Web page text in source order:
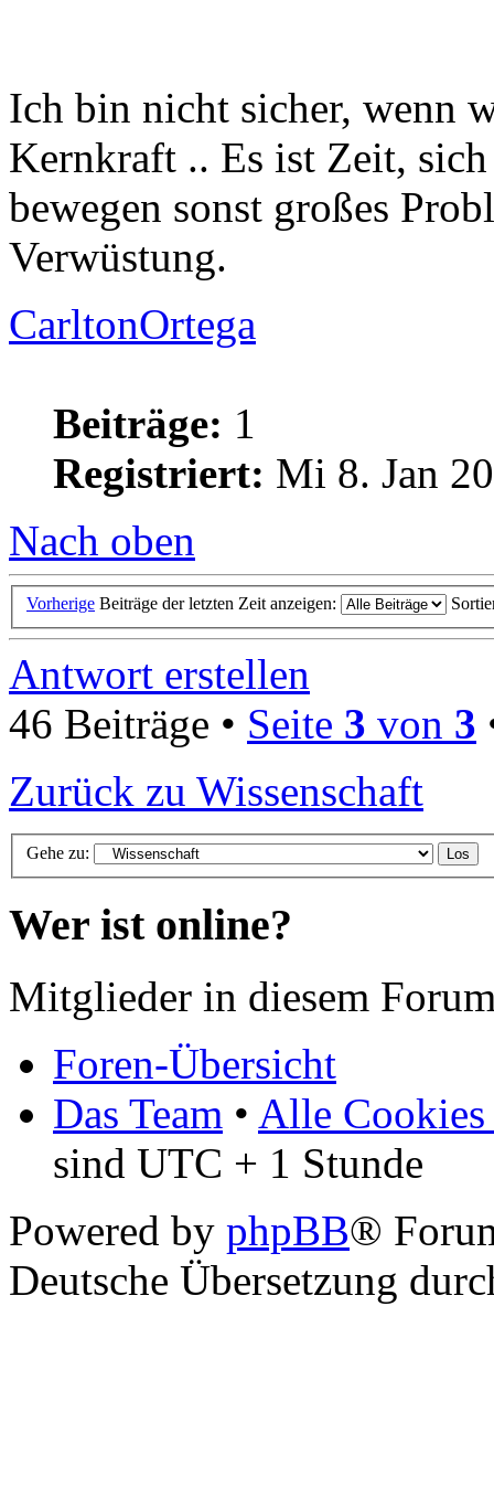
Ich bin nicht sicher, wenn
Kernkraft .. Es ist Zeit,
bewegen sonst großes
Verwüstung.
CarltonOrtega
Beiträge: 1
Registriert: Mi 8. Jan
Nach oben
Vorherige Beiträge der letzten Zeit anzeigen:
Antwort erstellen
46 Beiträge • Seite 3 von 3
Zurück zu Wissenschaft
Gehe zu:
Wer ist online?
Mitglieder in diesem
Foren-Übersicht
Das Team • Alle Cookies
sind UTC + 1 Stunde
Powered by phpBB®
Deutsche Übersetzung